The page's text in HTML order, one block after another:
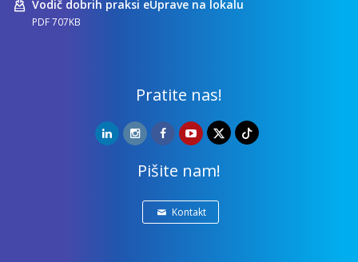
Vodič dobrih praksi eUprave na lokalu
PDF 707KB
Pratite nas!
Pišite nam!
Kontakt